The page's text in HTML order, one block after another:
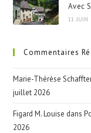
Avec
11 JUIN
Commentaires
Marie-Thérèse
juillet 2026
Figard M. Louise dans
2026